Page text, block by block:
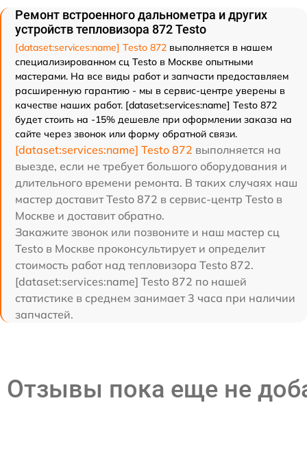
Ремонт встроенного дальнометра и других
устройств тепловизора 872 Testo
[dataset:services:name] Testo 872 выполняется в нашем
специализированном сц Testo в Москве опытными
мастерами. На все виды работ и запчасти предоставляем
расширенную гарантию - мы в сервис-центре уверены в
качестве наших работ. [dataset:services:name] Testo 872
будет стоить на -15% дешевле при оформлении заказа на
сайте через звонок или форму обратной связи.
[dataset:services:name] Testo 872 выполняется на
выезде, если не требует большого оборудования и
длительного времени ремонта. В таких случаях наш
мастер доставит Testo 872 в сервис-центр Testo в
Москве и доставит обратно.
Закажите звонок или позвоните и наш мастер сц
Testo в Москве проконсультирует и определит
стоимость работ над тепловизора Testo 872.
[dataset:services:name] Testo 872 по нашей
статистике в среднем занимает 3 часа при наличии
запчастей.
Отзывы пока еще не